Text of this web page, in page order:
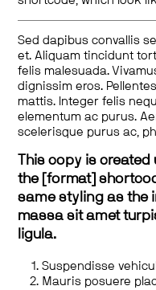
Sed dapibus convallis
et. Aliquam tincidunt
felis malesuada.
dignissim eros.
mattis. Integer felis
elementum ac purus.
scelerisque purus ac,
This copy is
the [format]
same styling as the
massa sit amet
ligula.
Suspendisse
Mauris posuere